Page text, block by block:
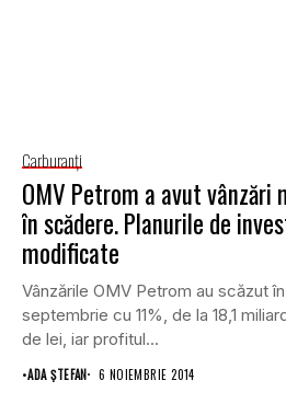
Carburanţi
OMV Petrom a avut
în scădere. Planurile de
modificate
Vânzările OMV Petrom au scăzut
septembrie cu 11%, de la 18,1
de lei, iar profitul...
•ADA ȘTEFAN 6 NOIEMBRIE 2014